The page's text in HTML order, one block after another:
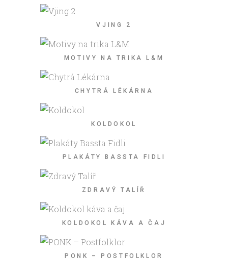
VJING 2
MOTIVY NA TRIKA L&M
CHYTRÁ LÉKÁRNA
KOLDOKOL
PLAKÁTY BASSTA FIDLI
ZDRAVÝ TALÍŘ
KOLDOKOL KÁVA A ČAJ
PONK – POSTFOLKLOR